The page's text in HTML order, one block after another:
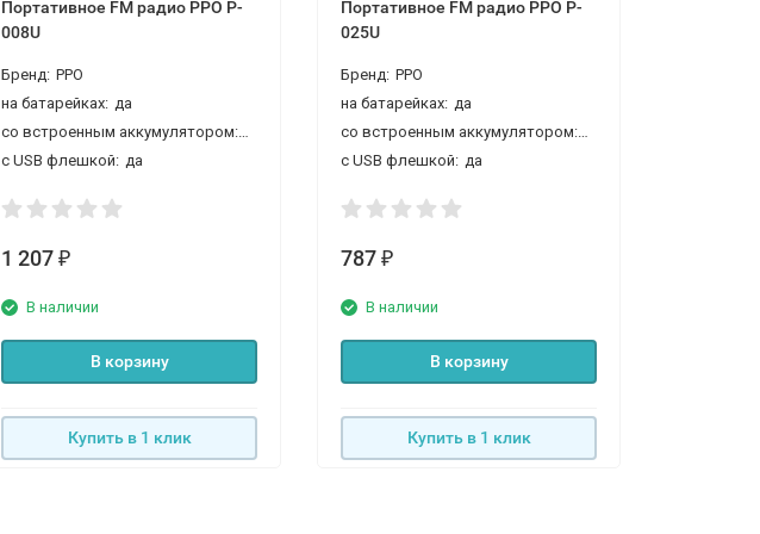
Портативное FM радио PPO P-
008U
Бренд: PPO
на батарейках: да
со встроенным аккумулятором:да
с USB флешкой: да
1 207 ₽
В наличии
В корзину
Купить в 1 клик
Портативное FM радио PPO P-
025U
Бренд: PPO
на батарейках: да
со встроенным аккумулятором:да
с USB флешкой: да
787 ₽
В наличии
В корзину
Купить в 1 клик